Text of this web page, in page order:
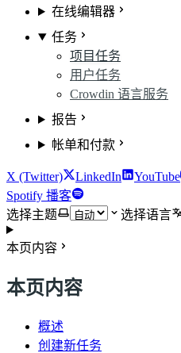
在线编辑器
任务
项目任务
用户任务
Crowdin 语言服务
报告
帐单和付款
X (Twitter) LinkedIn YouTube
Spotify 播客
选择主题
选择语言
本页内容
本页内容
概述
创建新任务